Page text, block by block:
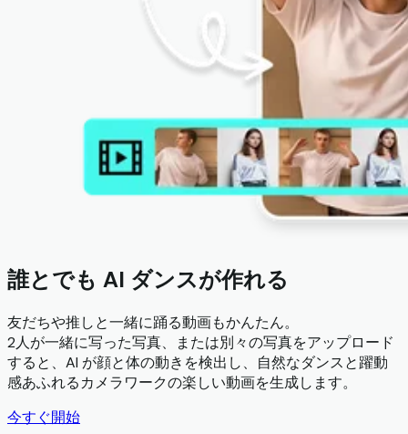
誰とでも AI ダンスが作れる
友だちや推しと一緒に踊る動画もかんたん。
2人が一緒に写った写真、または別々の写真をアップロード
すると、AI が顔と体の動きを検出し、自然なダンスと躍動
感あふれるカメラワークの楽しい動画を生成します。
今すぐ開始